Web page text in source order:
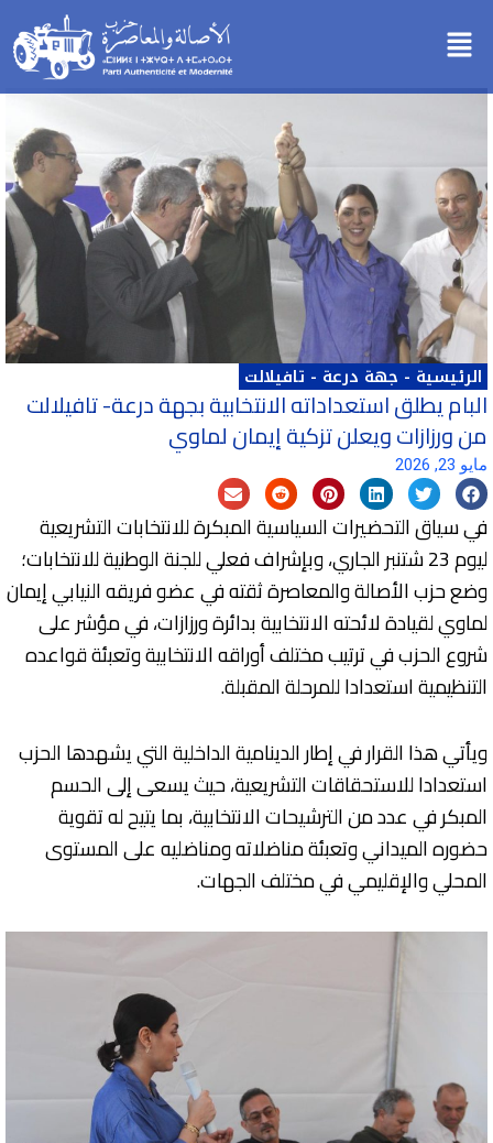
إلىMenu
الرئيسية - جهة درعة - تافيلالت
البام يطلق استعداداته الانتخابية بجهة درعة- تافيلالت
من ورزازات ويعلن تزكية إيمان لماوي
مايو 23, 2026
في سياق التحضيرات السياسية المبكرة للانتخابات التشريعية
ليوم 23 شتنبر الجاري، وبإشراف فعلي للجنة الوطنية للانتخابات؛
وضع حزب الأصالة والمعاصرة ثقته في عضو فريقه النيابي إيمان
لماوي لقيادة لائحته الانتخابية بدائرة ورزازات، في مؤشر على
شروع الحزب في ترتيب مختلف أوراقه الانتخابية وتعبئة قواعده
التنظيمية استعدادا للمرحلة المقبلة.
ويأتي هذا القرار في إطار الدينامية الداخلية التي يشهدها الحزب
استعدادا للاستحقاقات التشريعية، حيث يسعى إلى الحسم
المبكر في عدد من الترشيحات الانتخابية، بما يتيح له تقوية
حضوره الميداني وتعبئة مناضلاته ومناضليه على المستوى
المحلي والإقليمي في مختلف الجهات.